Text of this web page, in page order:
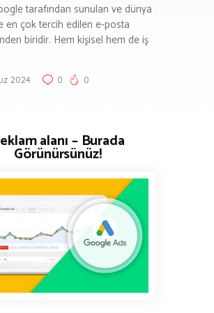
tarafından sunulan ve dünya
en çok tercih edilen e-posta
biridir. Hem kişisel hem de iş
2024 0 0
alanı – Burada
Görünürsünüz!